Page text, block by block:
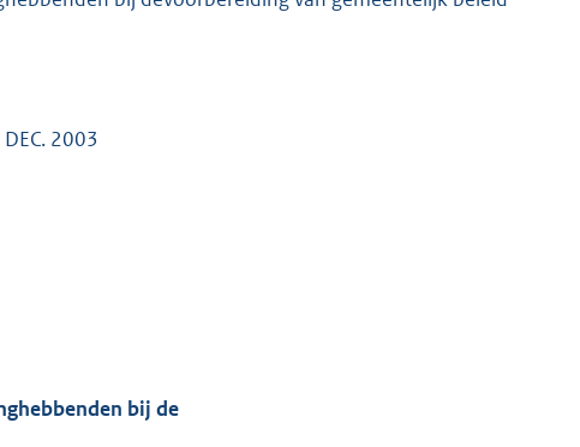
2003
bij de